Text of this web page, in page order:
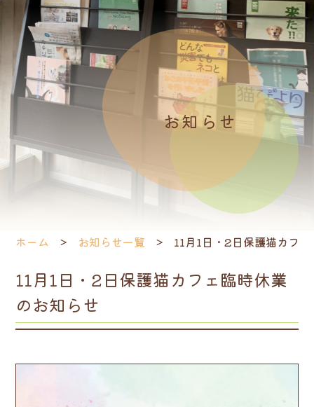
お知らせ
ホーム お知らせ一覧 11月1日・2日保護猫カフ
11月1日・2日保護猫カフェ臨時休業
のお知らせ